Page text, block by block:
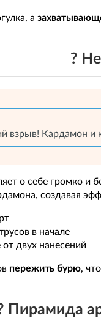
а
?️
взрыв! Кардамон и
о себе громко
создавая
в начале
двух нанесений
пережить бурю,
Пирамида